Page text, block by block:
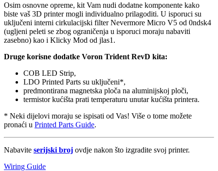
Osim osnovne opreme, kit Vam nudi dodatne komponente kako
biste vaš 3D printer mogli individualno prilagoditi. U isporuci su
uključeni interni cirkulacijski filter Nevermore Micro V5 od 0ndsk4
(ugljeni peleti se zbog ograničenja u isporuci moraju nabaviti
zasebno) kao i Klicky Mod od jlas1.
Druge korisne dodatke Voron Trident RevD kita:
COB LED Strip,
LDO Printed Parts su uključeni*,
predmontirana magnetska ploča na aluminijskoj ploči,
termistor kućišta prati temperaturu unutar kućišta printera.
* Neki dijelovi moraju se ispisati od Vas! Više o tome možete
pronaći u Printed Parts Guide.
Nabavite serijski broj ovdje nakon što izgradite svoj printer.
Wiring Guide